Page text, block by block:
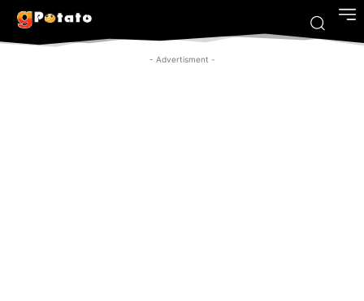
- Advertisment -